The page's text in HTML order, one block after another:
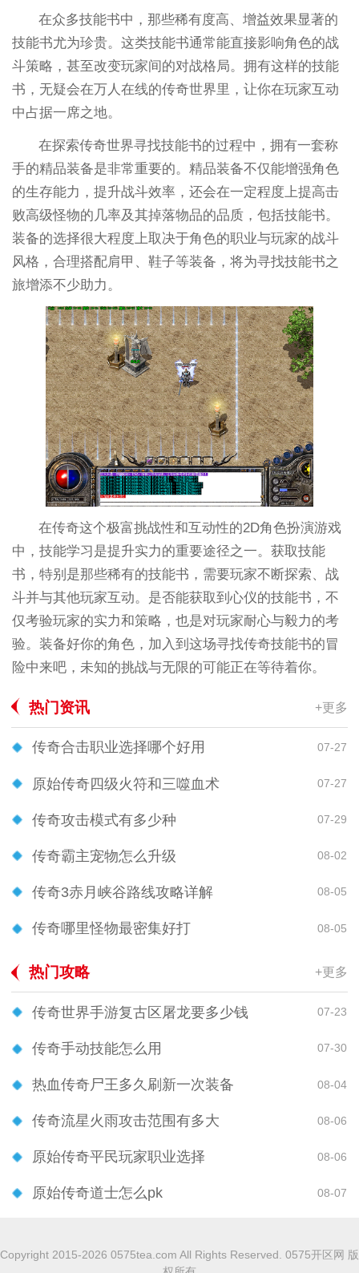
在众多技能书中，那些稀有度高、增益效果显著的
技能书尤为珍贵。这类技能书通常能直接影响角色的战
斗策略，甚至改变玩家间的对战格局。拥有这样的技能
书，无疑会在万人在线的传奇世界里，让你在玩家互动
中占据一席之地。
在探索传奇世界寻找技能书的过程中，拥有一套称
手的精品装备是非常重要的。精品装备不仅能增强角色
的生存能力，提升战斗效率，还会在一定程度上提高击
败高级怪物的几率及其掉落物品的品质，包括技能书。
装备的选择很大程度上取决于角色的职业与玩家的战斗
风格，合理搭配肩甲、鞋子等装备，将为寻找技能书之
旅增添不少助力。
在传奇这个极富挑战性和互动性的2D角色扮演游戏
中，技能学习是提升实力的重要途径之一。获取技能
书，特别是那些稀有的技能书，需要玩家不断探索、战
斗并与其他玩家互动。是否能获取到心仪的技能书，不
仅考验玩家的实力和策略，也是对玩家耐心与毅力的考
验。装备好你的角色，加入到这场寻找传奇技能书的冒
险中来吧，未知的挑战与无限的可能正在等待着你。
热门资讯 +更多
传奇合击职业选择哪个好用 07-27
原始传奇四级火符和三噬血术 07-27
传奇攻击模式有多少种 07-29
传奇霸主宠物怎么升级 08-02
传奇3赤月峡谷路线攻略详解 08-05
传奇哪里怪物最密集好打 08-05
热门攻略 +更多
传奇世界手游复古区屠龙要多少钱 07-23
传奇手动技能怎么用 07-30
热血传奇尸王多久刷新一次装备 08-04
传奇流星火雨攻击范围有多大 08-06
原始传奇平民玩家职业选择 08-06
原始传奇道士怎么pk 08-07
Copyright 2015-2026 0575tea.com All Rights Reserved. 0575开区网 版